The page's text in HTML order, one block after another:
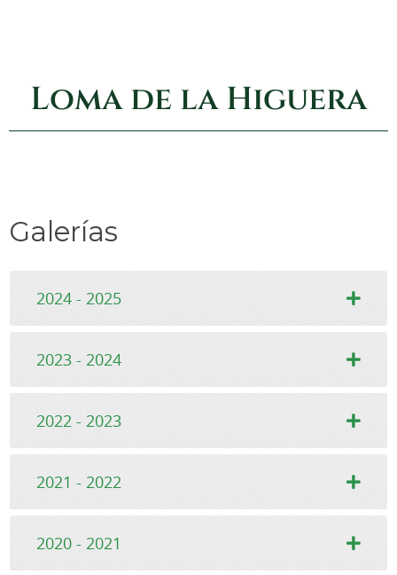
Loma de la Higuera
Galerías
2024 - 2025
2023 - 2024
2022 - 2023
2021 - 2022
2020 - 2021